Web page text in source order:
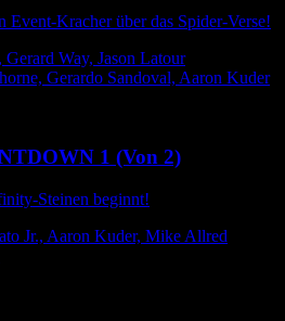
Event-Kracher über das Spider-Verse!
Way, Jason Latour
Gerardo Sandoval, Aaron Kuder
1 (Von 2)
Steinen beginnt!
Jr., Aaron Kuder, Mike Allred